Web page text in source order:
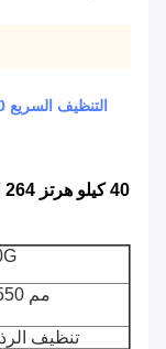
800*600*550 مم
تنظيف